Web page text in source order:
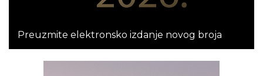
Preuzmite elektronsko izdanje novog broja